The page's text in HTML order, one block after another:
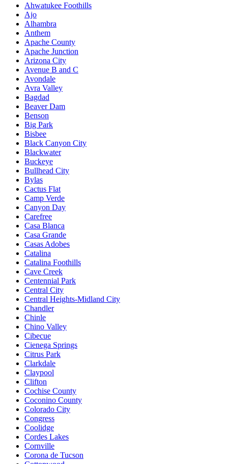
Ahwatukee Foothills
Ajo
Alhambra
Anthem
Apache County
Apache Junction
Arizona City
Avenue B and C
Avondale
Avra Valley
Bagdad
Beaver Dam
Benson
Big Park
Bisbee
Black Canyon City
Blackwater
Buckeye
Bullhead City
Bylas
Cactus Flat
Camp Verde
Canyon Day
Carefree
Casa Blanca
Casa Grande
Casas Adobes
Catalina
Catalina Foothills
Cave Creek
Centennial Park
Central City
Central Heights-Midland City
Chandler
Chinle
Chino Valley
Cibecue
Cienega Springs
Citrus Park
Clarkdale
Claypool
Clifton
Cochise County
Coconino County
Colorado City
Congress
Coolidge
Cordes Lakes
Cornville
Corona de Tucson